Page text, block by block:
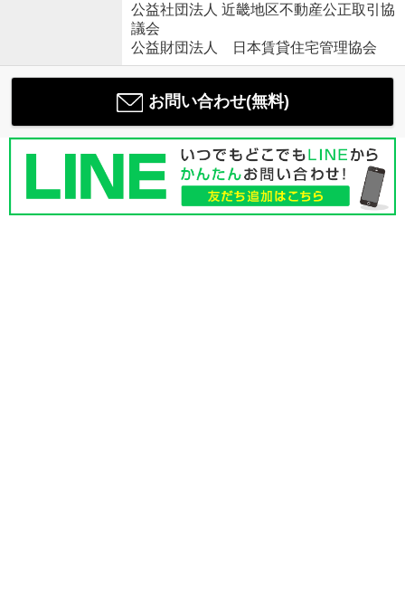
公益社団法人 近畿地区不動産公正取引協
議会
公益財団法人 日本賃貸住宅管理協会
お問い合わせ(無料)